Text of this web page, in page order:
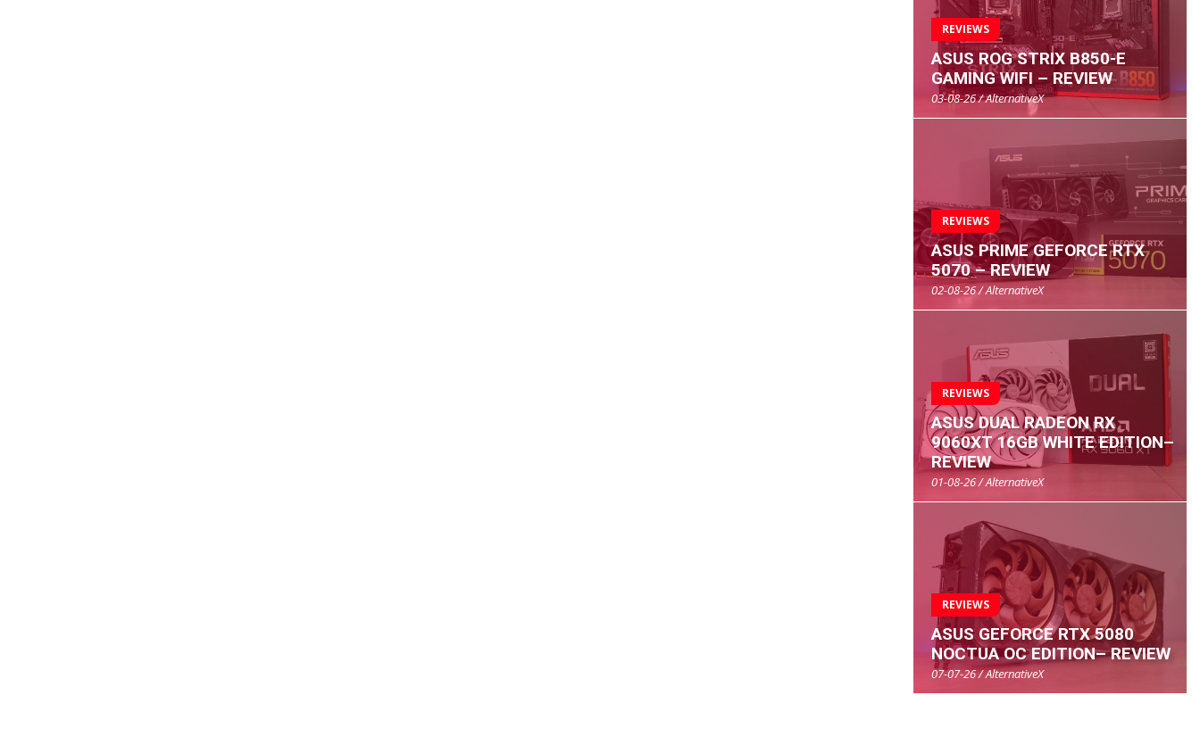
REVIEWS
ASUS ROG STRIX B850-E
GAMING WIFI – REVIEW
03-08-26 / AlternativeX
REVIEWS
ASUS PRIME GEFORCE RTX
5070 – REVIEW
02-08-26 / AlternativeX
REVIEWS
ASUS DUAL RADEON RX
9060XT 16GB WHITE EDITION–
REVIEW
01-08-26 / AlternativeX
REVIEWS
ASUS GEFORCE RTX 5080
NOCTUA OC EDITION– REVIEW
07-07-26 / AlternativeX